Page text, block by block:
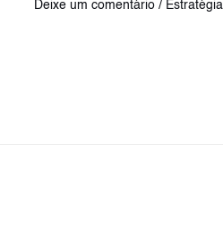
Deixe um comentário / Estratégia